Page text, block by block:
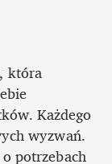
która
Każdego
wyzwań.
potrzebach